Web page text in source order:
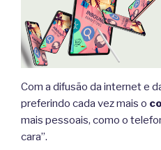
Com a difusão da internet e
preferindo cada vez mais o
mais pessoais, como o
cara”.